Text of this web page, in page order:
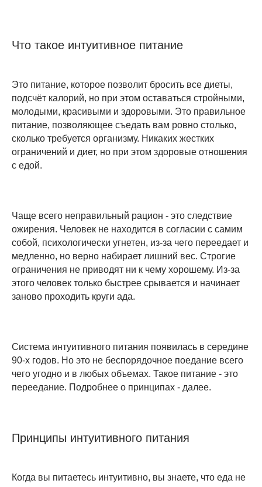
Что такое интуитивное питание
Это питание, которое позволит бросить все диеты,
подсчёт калорий, но при этом оставаться стройными,
молодыми, красивыми и здоровыми. Это правильное
питание, позволяющее съедать вам ровно столько,
сколько требуется организму. Никаких жестких
ограничений и диет, но при этом здоровые отношения
с едой.
Чаще всего неправильный рацион - это следствие
ожирения. Человек не находится в согласии с самим
собой, психологически угнетен, из-за чего переедает и
медленно, но верно набирает лишний вес. Строгие
ограничения не приводят ни к чему хорошему. Из-за
этого человек только быстрее срывается и начинает
заново проходить круги ада.
Система интуитивного питания появилась в середине
90-х годов. Но это не беспорядочное поедание всего
чего угодно и в любых объемах. Такое питание - это
переедание. Подробнее о принципах - далее.
Принципы интуитивного питания
Когда вы питаетесь интуитивно, вы знаете, что еда не